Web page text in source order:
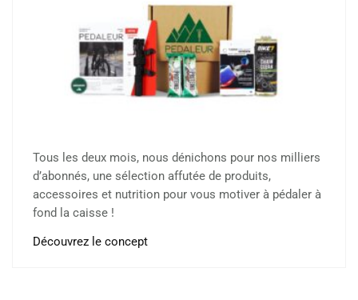
Tous les deux mois, nous dénichons pour nos milliers
d’abonnés, une sélection affutée de produits,
accessoires et nutrition pour vous motiver à pédaler à
fond la caisse !
Découvrez le concept